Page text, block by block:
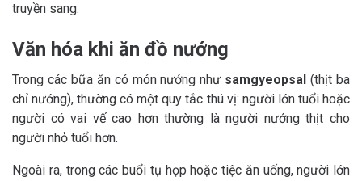
truyền sang.
Văn hóa khi ăn đồ nướng
Trong các bữa ăn có món nướng như samgyeopsal (thịt ba
chỉ nướng), thường có một quy tắc thú vị: người lớn tuổi hoặc
người có vai vế cao hơn thường là người nướng thịt cho
người nhỏ tuổi hơn.
Ngoài ra, trong các buổi tụ họp hoặc tiệc ăn uống, người lớn